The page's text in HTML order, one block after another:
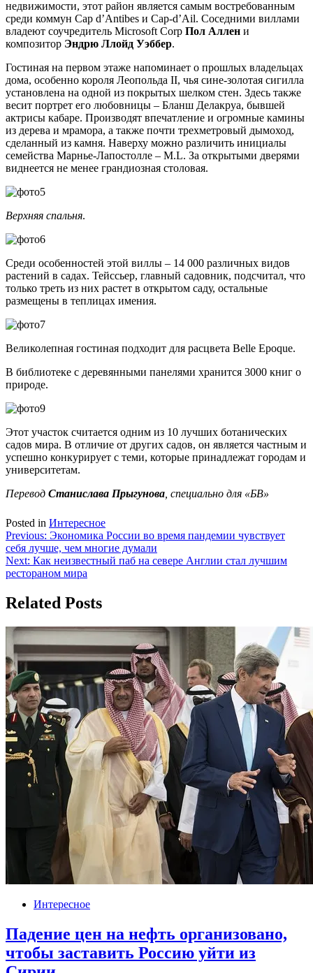
недвижимости, этот район является самым востребованным
среди коммун Cap d’Antibes и Cap-d’Ail. Соседними виллами
владеют соучредитель Microsoft Corp Пол Аллен и
композитор Эндрю Ллойд Уэббер.
Гостиная на первом этаже напоминает о прошлых владельцах
дома, особенно короля Леопольда II, чья сине-золотая сигилла
установлена на одной из покрытых шелком стен. Здесь также
весит портрет его любовницы – Бланш Делакруа, бывшей
актрисы кабаре. Производят впечатление и огромные камины
из дерева и мрамора, а также почти трехметровый дымоход,
сделанный из камня. Наверху можно различить инициалы
семейства Марнье-Лапостолле – M.L. За открытыми дверями
виднеется не менее грандиозная столовая.
Верхняя спальня.
Среди особенностей этой виллы – 14 000 различных видов
растений в садах. Тейссьер, главный садовник, подсчитал, что
только треть из них растет в открытом саду, остальные
размещены в теплицах имения.
Великолепная гостиная подходит для расцвета Belle Epoque.
В библиотеке с деревянными панелями хранится 3000 книг о
природе.
Этот участок считается одним из 10 лучших ботанических
садов мира. В отличие от других садов, он является частным и
успешно конкурирует с теми, которые принадлежат городам и
университетам.
Перевод Станислава Прыгунова , специально для «БВ»
Posted in Интересное
Навигация
по
записям
Previous: Экономика России во время пандемии чувствует
себя лучше, чем многие думали
Next: Как неизвестный паб на севере Англии стал лучшим
рестораном мира
Related Posts
Интересное
Падение цен на нефть организовано,
чтобы заставить Россию уйти из